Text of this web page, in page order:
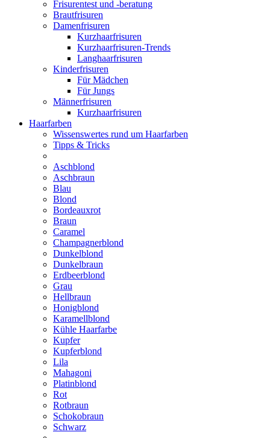
Frisurentest und -beratung
Brautfrisuren
Damenfrisuren
Kurzhaarfrisuren
Kurzhaarfrisuren-Trends
Langhaarfrisuren
Kinderfrisuren
Für Mädchen
Für Jungs
Männerfrisuren
Kurzhaarfrisuren
Haarfarben
Wissenswertes rund um Haarfarben
Tipps & Tricks
Aschblond
Aschbraun
Blau
Blond
Bordeauxrot
Braun
Caramel
Champagnerblond
Dunkelblond
Dunkelbraun
Erdbeerblond
Grau
Hellbraun
Honigblond
Karamellblond
Kühle Haarfarbe
Kupfer
Kupferblond
Lila
Mahagoni
Platinblond
Rot
Rotbraun
Schokobraun
Schwarz